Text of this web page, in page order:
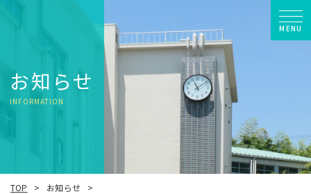
MENU
お知らせ
INFORMATION
TOP
お知らせ